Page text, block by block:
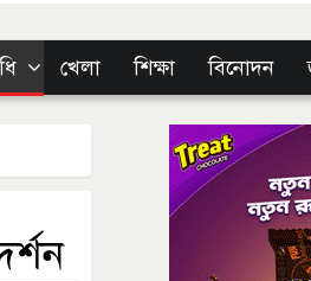
খেলা শিক্ষা বিনোদন